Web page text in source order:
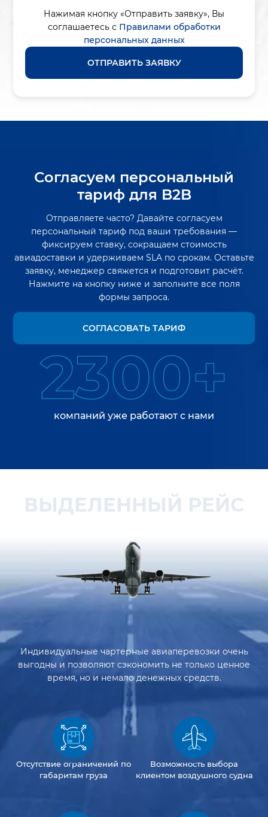
Нажимая кнопку «Отправить заявку», Вы
соглашаетесь с Правилами обработки
персональных данных
ОТПРАВИТЬ ЗАЯВКУ
Согласуем персональный
тариф для B2B
Отправляете часто? Давайте согласуем
персональный тариф под ваши требования —
фиксируем ставку, сокращаем стоимость
авиадоставки и удерживаем SLA по срокам. Оставьте
заявку, менеджер свяжется и подготовит расчёт.
Нажмите на кнопку ниже и заполните все поля
формы запроса.
СОГЛАСОВАТЬ ТАРИФ
2300+
компаний уже работают с нами
ВЫДЕЛЕННЫЙ РЕЙС
Индивидуальные чартерные авиаперевозки очень
выгодны и позволяют сэкономить не только ценное
время, но и немало денежных средств.
Отсутствиеограничений по
габаритам груза
Возможность выбора
клиентом воздушного судна